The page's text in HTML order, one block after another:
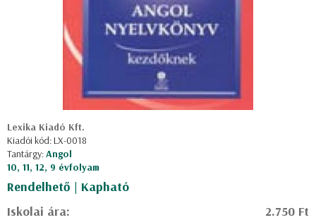
Lexika Kiadó Kft.
Kiadói kód: LX-0018
Tantárgy:Angol
10, 11, 12, 9 évfolyam
Rendelhető | Kapható
Iskolai ára:
2.750 Ft